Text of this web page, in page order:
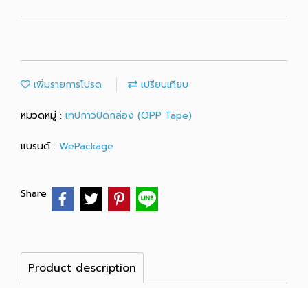
เพิ่มรายการโปรด เปรียบเทียบ
หมวดหมู่ : เทปกาวปิดกล่อง (OPP Tape)
แบรนด์ : WePackage
Share
Product description